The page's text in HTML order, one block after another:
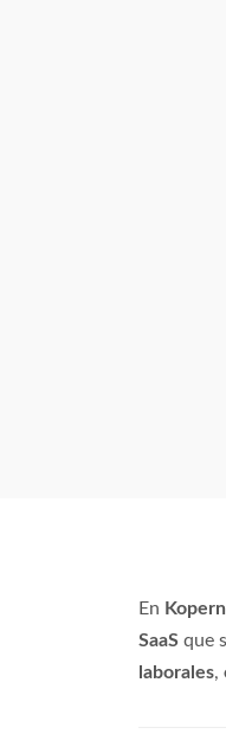
En
SaaS que
laborales,